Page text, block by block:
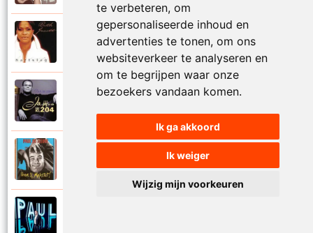
te verbeteren, om
gepersonaliseerde inhoud en
advertenties te tonen, om ons
websiteverkeer te analyseren en
om te begrijpen waar onze
bezoekers vandaan komen.
Ik ga akkoord
Ik weiger
Wijzig mijn voorkeuren
Ruth Jacott en Paul De Leeuw
Kijk niet uit
Paul De Leeuw
Knuffellied